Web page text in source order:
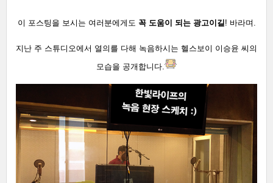
이 포스팅을 보시는 여러분에게도 꼭 도움이 되는 광고이길! 바라며.
지난 주 스튜디오에서 열의를 다해 녹음하시는 헬스보이 이승윤 씨의
모습을 공개합니다.